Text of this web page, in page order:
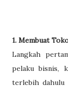
1. Membuat
Langkah
pelaku bisnis,
terlebih dahulu